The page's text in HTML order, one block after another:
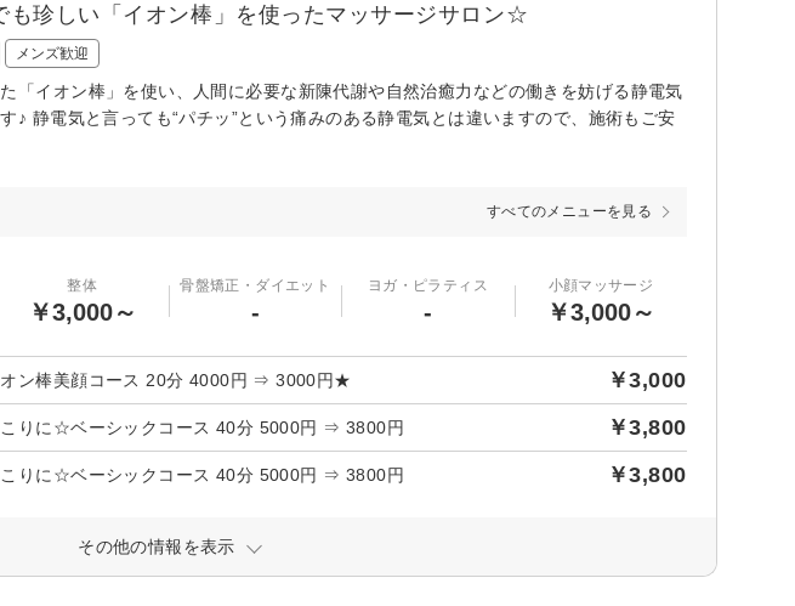
も珍しい「イオン棒」を使ったマッサージサロン☆
メンズ歓迎
「イオン棒」を使い、人間に必要な新陳代謝や自然治癒力などの働きを妨げる静電気
♪ 静電気と言っても“パチッ”という痛みのある静電気とは違いますので、施術もご安
すべてのメニューを見る
整体
￥3,000～
骨盤矯正・ダイエット
-
ヨガ・ピラティス
-
小顔マッサージ
￥3,000～
オン棒美顔コース 20分 4000円 ⇒ 3000円★ ￥3,000
こりに☆ベーシックコース 40分 5000円 ⇒ 3800円 ￥3,800
こりに☆ベーシックコース 40分 5000円 ⇒ 3800円 ￥3,800
その他の情報を表示